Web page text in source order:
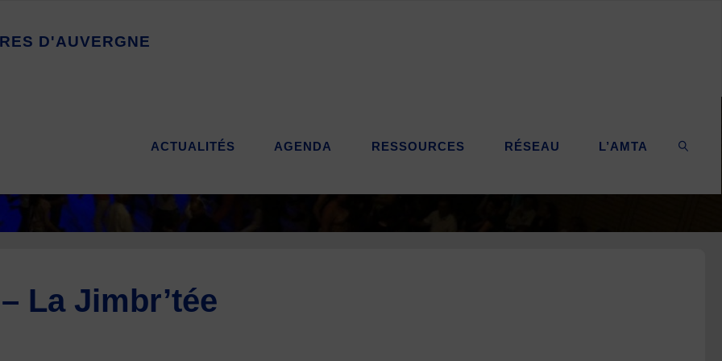
RES D'AUVERGNE
ACTUALITÉS AGENDA RESSOURCES RÉSEAU L’AMTA
La Jimbr’tée